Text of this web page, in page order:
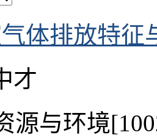
体排放特征
才
源与环境